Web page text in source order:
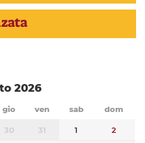
2026
gio ven sab dom
30 31 1 2